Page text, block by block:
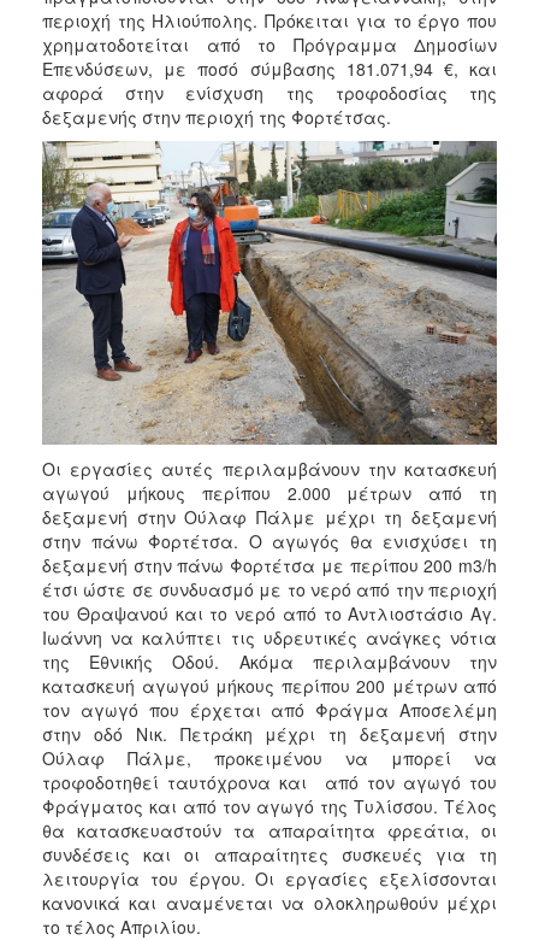
περιοχή της Ηλιούπολης. Πρόκειται για το έργο που
χρηματοδοτείται από το Πρόγραμμα Δημοσίων
Επενδύσεων, με ποσό σύμβασης 181.071,94 €, και
αφορά στην ενίσχυση της τροφοδοσίας της
δεξαμενής στην περιοχή της Φορτέτσας.
Οι εργασίες αυτές περιλαμβάνουν την κατασκευή
αγωγού μήκους περίπου 2.000 μέτρων από τη
δεξαμενή στην Ούλαφ Πάλμε μέχρι τη δεξαμενή
στην πάνω Φορτέτσα. Ο αγωγός θα ενισχύσει τη
δεξαμενή στην πάνω Φορτέτσα με περίπου 200 m3/h
έτσι ώστε σε συνδυασμό με το νερό από την περιοχή
του Θραψανού και το νερό από το Αντλιοστάσιο Αγ.
Ιωάννη να καλύπτει τις υδρευτικές ανάγκες νότια
της Εθνικής Οδού. Ακόμα περιλαμβάνουν την
κατασκευή αγωγού μήκους περίπου 200 μέτρων από
τον αγωγό που έρχεται από Φράγμα Αποσελέμη
στην οδό Νικ. Πετράκη μέχρι τη δεξαμενή στην
Ούλαφ Πάλμε, προκειμένου να μπορεί να
τροφοδοτηθεί ταυτόχρονα και από τον αγωγό του
Φράγματος και από τον αγωγό της Τυλίσσου. Τέλος
θα κατασκευαστούν τα απαραίτητα φρεάτια, οι
συνδέσεις και οι απαραίτητες συσκευές για τη
λειτουργία του έργου. Οι εργασίες εξελίσσονται
κανονικά και αναμένεται να ολοκληρωθούν μέχρι
το τέλος Απριλίου.